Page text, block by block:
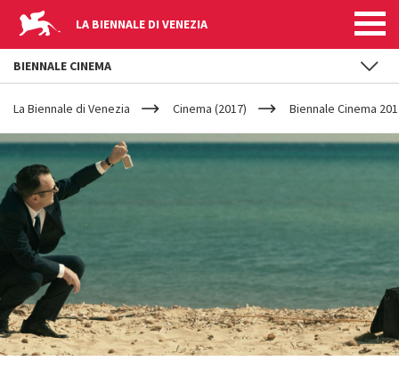
LA BIENNALE DI VENEZIA
YOUR
ARE
HERE
La Biennale di Venezia Cinema (2017) Biennale Cinema
BIENNALE CINEMA